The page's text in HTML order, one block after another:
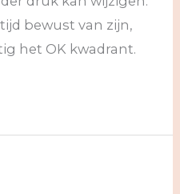
bewust van zijn,
het OK kwadrant.